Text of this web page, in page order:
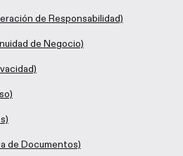
de Responsabilidad)
de Negocio)
de Documentos)